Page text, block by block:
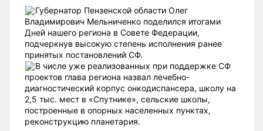
Губернатор Пензенской области Олег
Владимирович Мельниченко поделился итогами
Дней нашего региона в Совете Федерации,
подчеркнув высокую степень исполнения ранее
принятых постановлений СФ.
В числе уже реализованных при поддержке СФ
проектов глава региона назвал лечебно-
диагностический корпус онкодиспансера, школу на
2,5 тыс. мест в «Спутнике», сельские школы,
построенные в опорных населенных пунктах,
реконструкцию планетария.